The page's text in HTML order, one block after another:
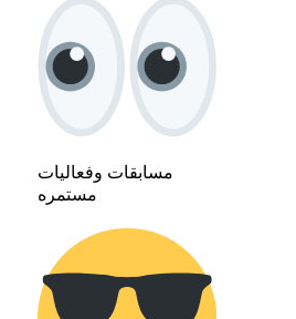
مسابقات وفعاليات
مستمره